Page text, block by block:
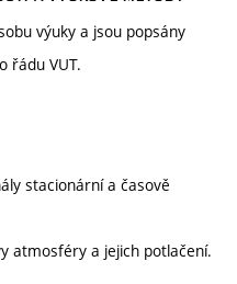
výuky a jsou popsány
řádu VUT.
stacionární a časově
atmosféry a jejich potlačení.